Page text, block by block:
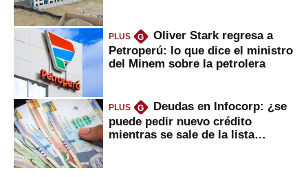
PLUS G
Oliver Stark regresa a
Petroperú: lo que dice el ministro
del Minem sobre la petrolera
PLUS G
Deudas en Infocorp: ¿se
puede pedir nuevo crédito
mientras se sale de la lista